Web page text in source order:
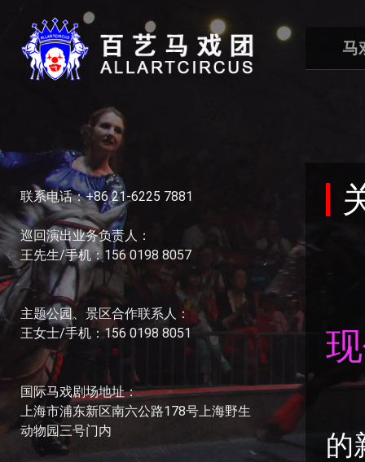
马
联系电话：+86 21-6225 7881
巡回演出业务负责人：
王先生/手机：156 0198 8057
主题公园、景区合作联系人：
王女士/手机：156 0198 8051
国际马戏剧场地址：
上海市浦东新区南六公路178号上海野生
动物园三号门内
的